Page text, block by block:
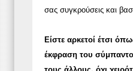
σας συγκρούσεις και
Είστε αρκετοί έτσι
έκφραση του